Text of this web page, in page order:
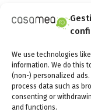
We use technologies
information. We do this
(non-) personalized
process data such as
consenting or
and functions.
FII LA CURENT CU
INSTAGRAM
Please enter an